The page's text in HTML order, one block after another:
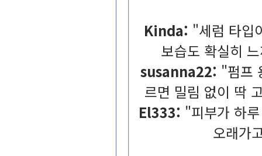
Kinda: "세럼타입
보습도확실히
susanna22: "펌프
르면밀림없이딱
El333: "피부가하
오래가